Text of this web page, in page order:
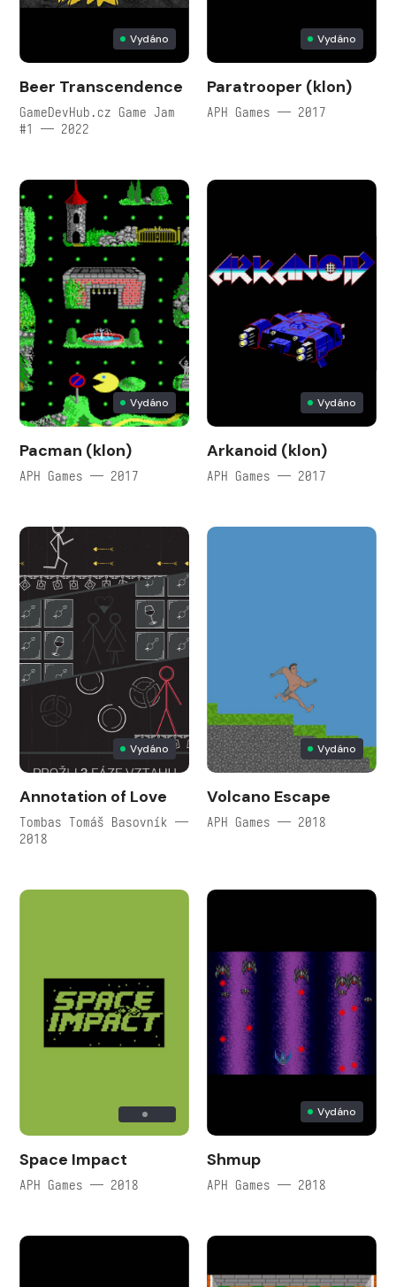
Vydáno
Beer Transcendence
GameDevHub.cz Game Jam
#1 — 2022
Vydáno
Paratrooper (klon)
APH Games — 2017
Vydáno
Pacman (klon)
APH Games — 2017
Vydáno
Arkanoid (klon)
APH Games — 2017
Vydáno
Annotation of Love
Tombas Tomáš Basovník —
2018
Vydáno
Volcano Escape
APH Games — 2018
Space Impact
APH Games — 2018
Vydáno
Shmup
APH Games — 2018